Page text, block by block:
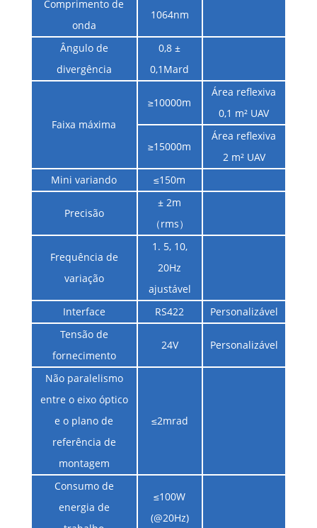
Comprimento de
onda
1064nm
Ângulo de
divergência
0,8 ±
0,1Mard
Faixa máxima
≥10000m
Área reflexiva
0,1 m² UAV
≥15000m
Área reflexiva
2 m² UAV
Mini variando
≤150m
Precisão
± 2m
（rms）
Frequência de
variação
1. 5, 10,
20Hz
ajustável
Interface
RS422
Personalizável
Tensão de
fornecimento
24V Personalizável
Não paralelismo
entre o eixo óptico
e o plano de
referência de
montagem
≤2mrad
Consumo de
energia de
≤100W
(@20Hz)